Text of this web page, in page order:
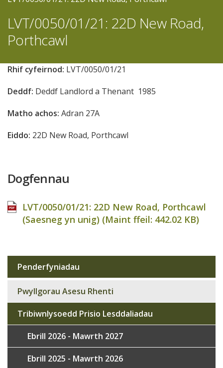
LVT/0050/01/21: 22D New Road,
Porthcawl
Rhif cyfeirnod: LVT/0050/01/21
Deddf: Deddf Landlord a Thenant 1985
Matho achos: Adran 27A
Eiddo: 22D New Road, Porthcawl
Dogfennau
LVT/0050/01/21: 22D New Road, Porthcawl
(Saesneg yn unig) (Maint ffeil: 442.02 KB)
Sub
navigation
Penderfyniadau
Pwyllgorau Asesu Rhenti
Tribiwnlysoedd Prisio Lesddaliadau
Ebrill 2026 - Mawrth 2027
Ebrill 2025 - Mawrth 2026